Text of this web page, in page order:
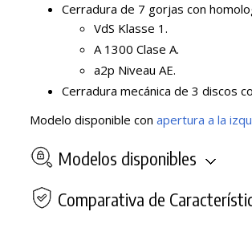
Cerradura de 7 gorjas con
VdS Klasse 1.
A 1300 Clase A.
a2p Niveau AE.
Cerradura mecánica de 3 discos
Modelo disponible con apertura a la
Modelos disponibles
Comparativa de